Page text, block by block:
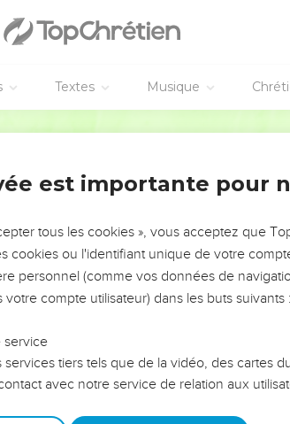
Textes Musique
!
?
foi ou leur vision. Mais on voit
alors même que ce sont
sur les erreurs
sagesse afin que leurs erreurs
un groupe ou une famille,
est importante pour
tous les cookies », vous acceptez que
cookies ou l'identifiant unique de votre
personnel (comme vos données de
compte utilisateur) dans les buts suivants :
service
tiers tels que de la vidéo, des cartes
avec notre service de relation aux